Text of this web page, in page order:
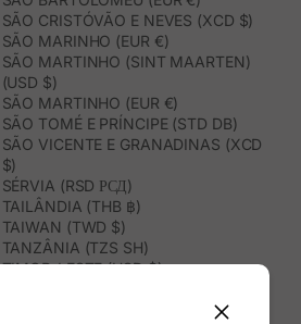
SÃO CRISTÓVÃO E NEVES (XCD $)
SÃO MARINHO (EUR €)
SÃO MARTINHO (SINT MAARTEN)
(USD $)
SÃO MARTINHO (EUR €)
SÃO TOMÉ E PRÍNCIPE (STD DB)
SÃO VICENTE E GRANADINAS (XCD
$)
SÉRVIA (RSD РСД)
TAILÂNDIA (THB ฿)
TAIWAN (TWD $)
TANZÂNIA (TZS SH)
TIMOR-LESTE (USD $)